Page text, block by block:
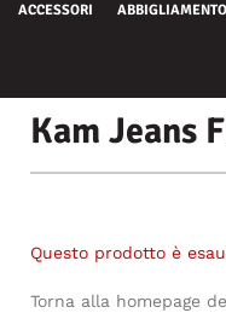
ACCESSORI
Kam Jeans
Questo prodotto è
Torna alla homepage